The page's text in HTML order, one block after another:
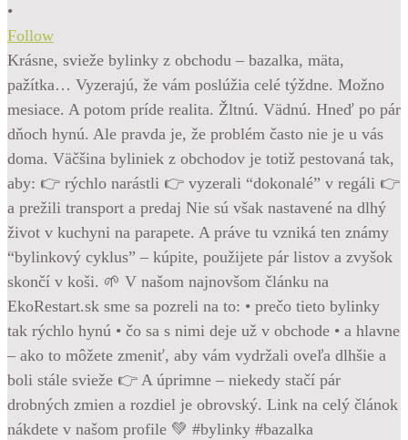
•
Follow
Krásne, svieže bylinky z obchodu – bazalka, mäta,
pažítka… Vyzerajú, že vám poslúžia celé týždne. Možno
mesiace. A potom príde realita. Žltnú. Vädnú. Hneď po pár
dňoch hynú. Ale pravda je, že problém často nie je u vás
doma. Väčšina byliniek z obchodov je totiž pestovaná tak,
aby: 👉 rýchlo narástli 👉 vyzerali “dokonalé” v regáli 👉
a prežili transport a predaj Nie sú však nastavené na dlhý
život v kuchyni na parapete. A práve tu vzniká ten známy
“bylinkový cyklus” – kúpite, použijete pár listov a zvyšok
skončí v koši. 🌱 V našom najnovšom článku na
EkoRestart.sk sme sa pozreli na to: • prečo tieto bylinky
tak rýchlo hynú • čo sa s nimi deje už v obchode • a hlavne
– ako to môžete zmeniť, aby vám vydržali oveľa dlhšie a
boli stále svieže 👉 A úprimne – niekedy stačí pár
drobných zmien a rozdiel je obrovský. Link na celý článok
nákdete v našom profile 💚 #bylinky #bazalka